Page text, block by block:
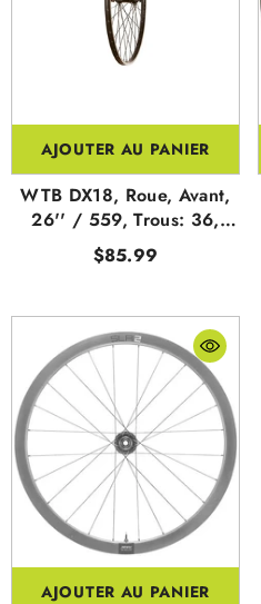
AJOUTER AU PANIER
WTB DX18, Roue, Avant,
26'' / 559, Trous: 36,
Boulons, 100mm, Sur Jante
$85.99
AJOUTER AU PANIER